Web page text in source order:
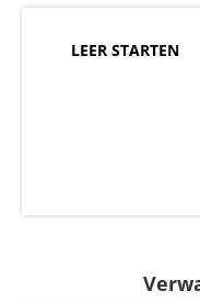
LEER STARTEN